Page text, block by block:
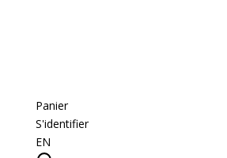
Panier
S'identifier
EN